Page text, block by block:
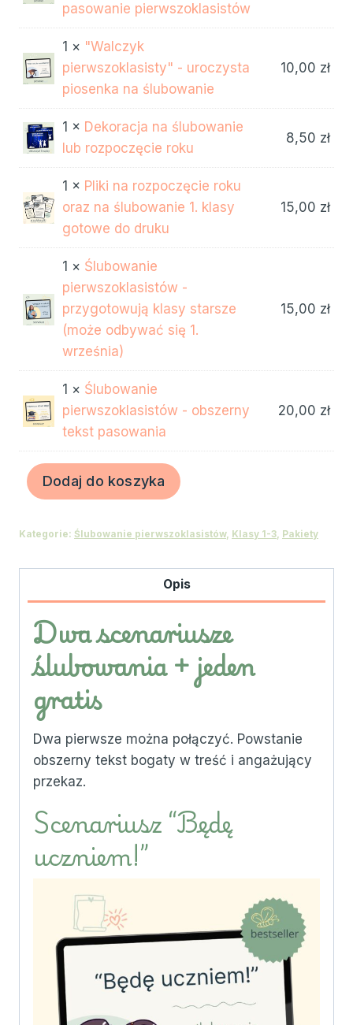
pasowanie pierwszoklasistów
1 × "Walczyk
pierwszoklasisty" - uroczysta
piosenka na ślubowanie
10,00 zł
1 × Dekoracja na ślubowanie
lub rozpoczęcie roku
8,50 zł
1 × Pliki na rozpoczęcie roku
oraz na ślubowanie 1. klasy
gotowe do druku
15,00 zł
1 × Ślubowanie
pierwszoklasistów -
przygotowują klasy starsze
(może odbywać się 1.
września)
15,00 zł
1 × Ślubowanie
pierwszoklasistów - obszerny
tekst pasowania
20,00 zł
ilość
PAKIET
ślubowanie
WSZYSTKO
Dodaj do koszyka
Kategorie: Ślubowanie pierwszoklasistów, Klasy 1-3, Pakiety
Opis
Dwa scenariusze
ślubowania + jeden
gratis
Dwa pierwsze można połączyć. Powstanie
obszerny tekst bogaty w treść i angażujący
przekaz.
Scenariusz “Będę
uczniem!”